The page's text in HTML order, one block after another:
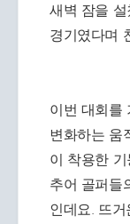
새벽 잠을
경기였다며
이번 대회를
변화하는 움
이 착용한
추어 골퍼들
인데요. 뜨